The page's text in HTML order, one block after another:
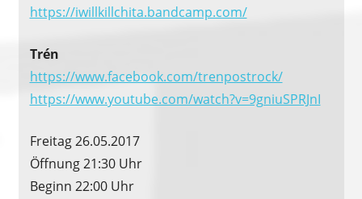
https://iwillkillchita.bandcamp.com/
Trén
https://www.facebook.com/trenpostrock/
https://www.youtube.com/watch?v=9gniuSPRJnI
Freitag 26.05.2017
Öffnung 21:30 Uhr
Beginn 22:00 Uhr